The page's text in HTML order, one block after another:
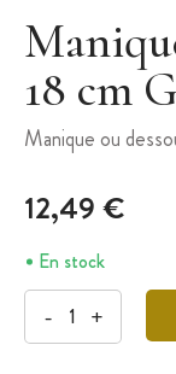
18 cm
Manique ou
12,49 €
En stock
- +